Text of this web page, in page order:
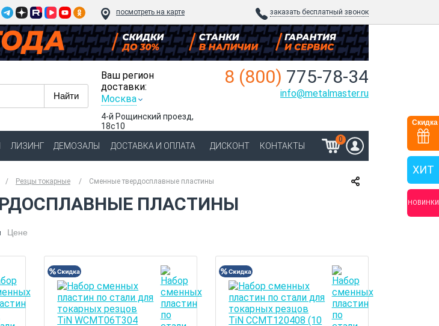
посмотреть на карте заказать бесплатный звонок
Ваш регион
доставки:
Москва
4-й Рощинский проезд,
18с10
8 (800) 775-78-34
info@metalmaster.ru
ЛИЗИНГ ДЕМОЗАЛЫ ДОСТАВКА И ОПЛАТА ДИСКОНТ КОНТАКТЫ
0
Резцы токарные Сменные твердосплавные пластины
ПЛАСТИНЫ
Цене
Скидка
ХИТ
НОВИНКИ